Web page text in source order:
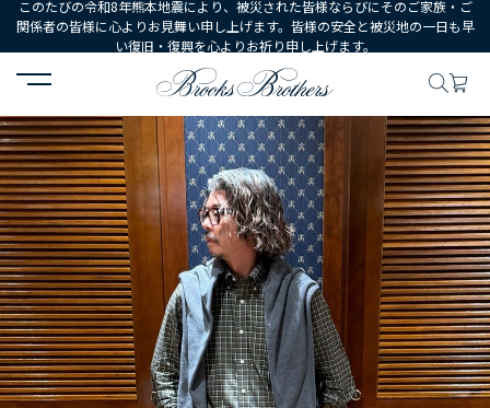
このたびの令和8年熊本地震により、被災された皆様ならびにそのご家族・ご
関係者の皆様に心よりお見舞い申し上げます。皆様の安全と被災地の一日も早
い復旧・復興を心よりお祈り申し上げます。
HOME コーディネート コーディネート詳細